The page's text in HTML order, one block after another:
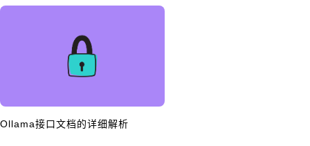
Ollama接口文档的详细解析